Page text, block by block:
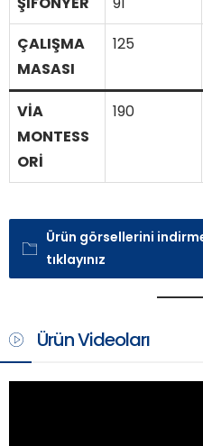
ÇALIŞMA
MASASI
125
VİA
MONTESS
ORİ
190
Ürün görsellerini
tıklayınız
Ürün Videoları